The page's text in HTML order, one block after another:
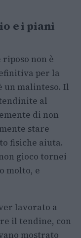
e i piani
non è
per la
un malinteso. Il
al
di non
stare
fisiche aiuta.
gioco tornei
molto, e
lavorato a
il tendine, con
mostrato